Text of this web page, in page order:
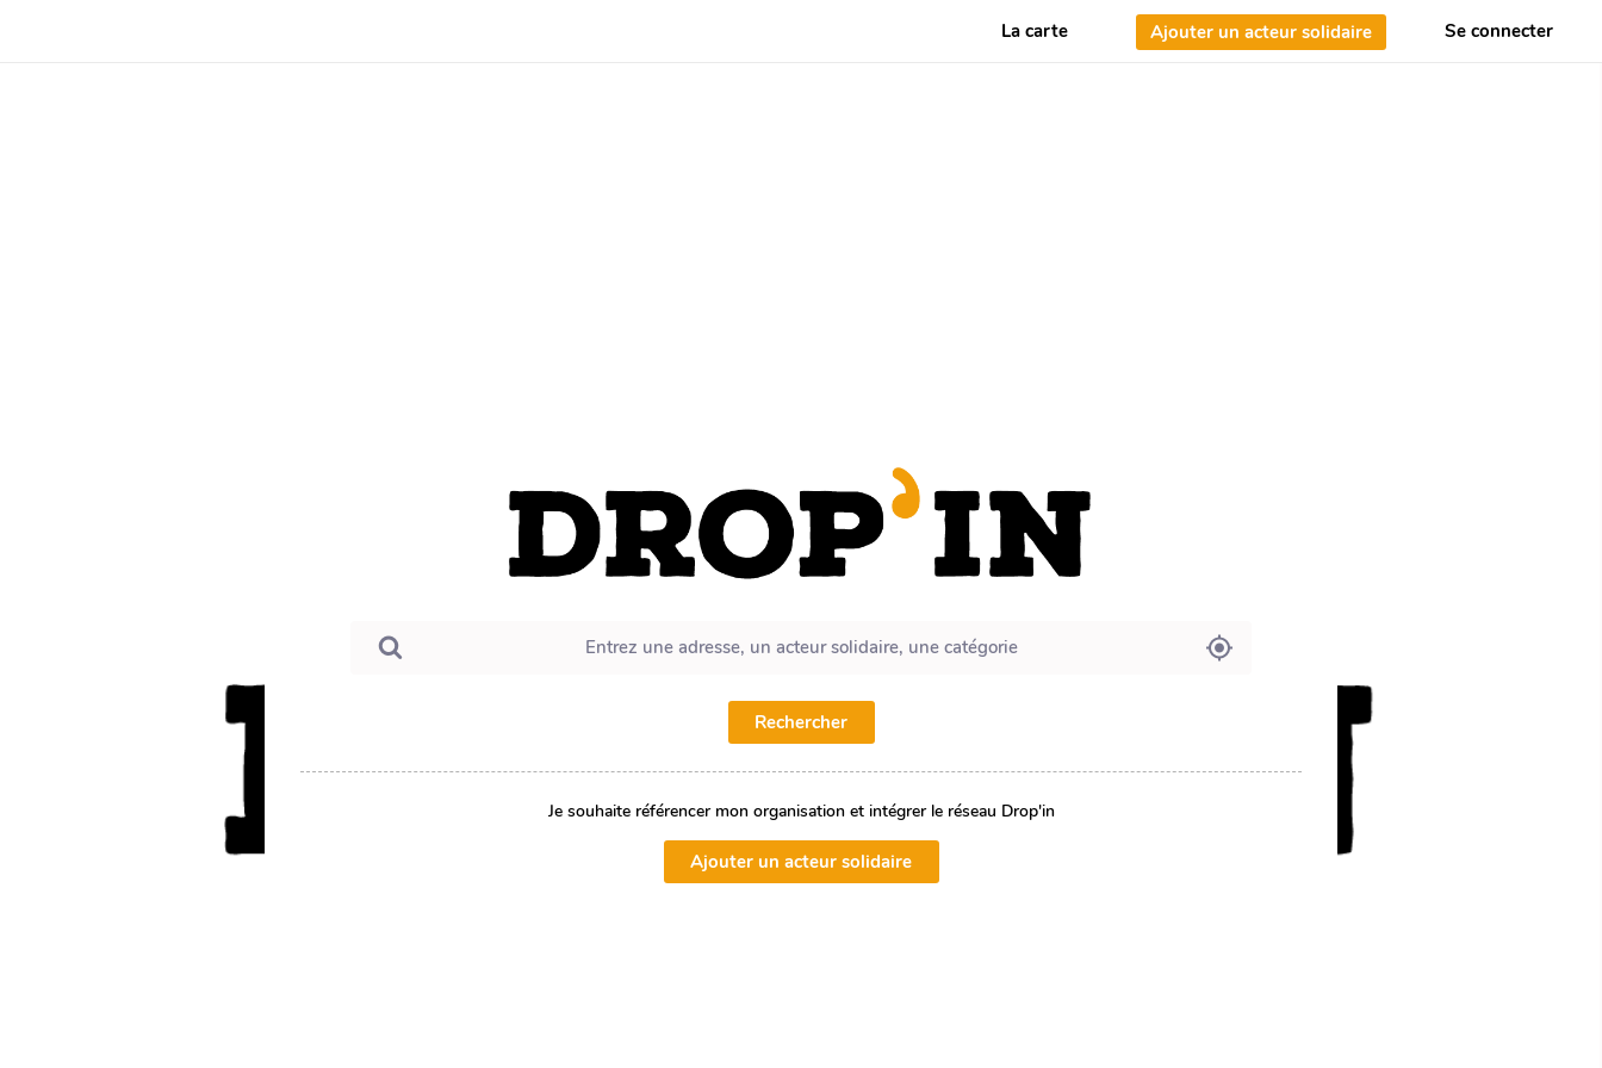
La carte Ajouter un acteur solidaire Se connecter
Rechercher
Je souhaite référencer mon organisation et intégrer le réseau Drop'in
Ajouter un acteur solidaire